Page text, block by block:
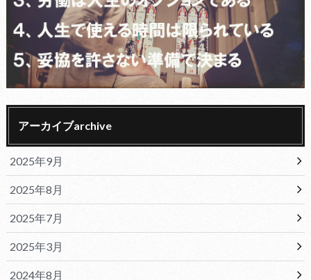
アーカイブarchive
2025年9月
2025年8月
2025年7月
2025年3月
2024年8月